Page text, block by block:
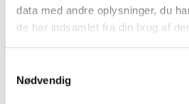
data med andre oplysninger, du
de har indsamlet fra din brug af
Nødvendig
Kommunen kan beslutte at